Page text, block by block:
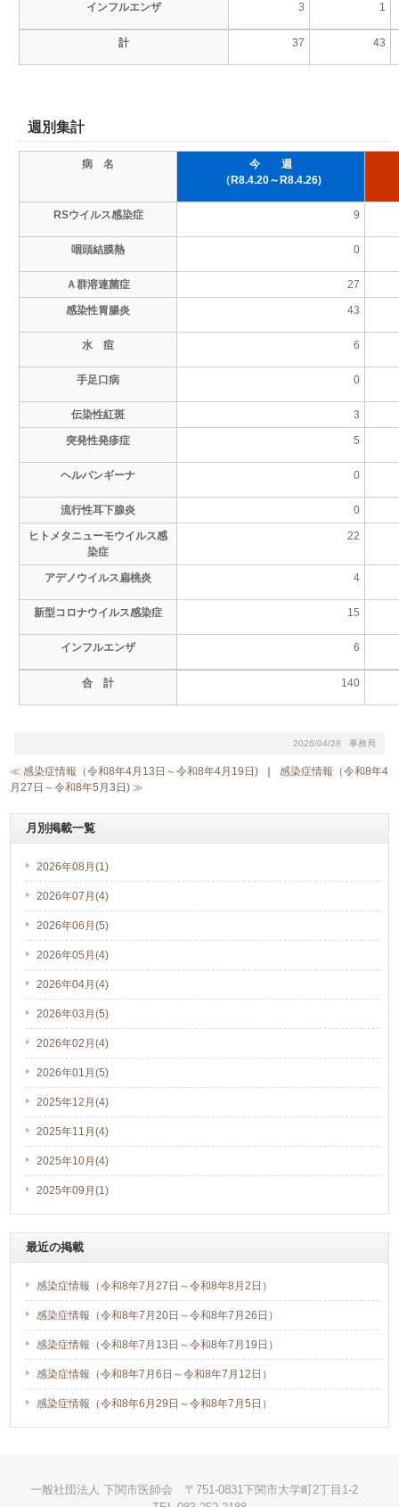
インフルエンザ 3 1
計 37 43
週別集計
病 名
今 週
（R8.4.20～R8.4.26)
RSウイルス感染症 9
咽頭結膜熱 0
Ａ群溶連菌症 27
感染性胃腸炎 43
水 痘 6
手足口病 0
伝染性紅斑 3
突発性発疹症 5
ヘルパンギーナ 0
流行性耳下腺炎 0
ヒトメタニューモウイルス感
染症
22
アデノウイルス扁桃炎 4
新型コロナウイルス感染症 15
インフルエンザ 6
合 計 140
2026/04/28 事務局
≪ 感染症情報（令和8年4月13日～令和8年4月19日) ｜感染症情報（令和8年4
月27日～令和8年5月3日) ≫
月別掲載一覧
2026年08月(1)
2026年07月(4)
2026年06月(5)
2026年05月(4)
2026年04月(4)
2026年03月(5)
2026年02月(4)
2026年01月(5)
2025年12月(4)
2025年11月(4)
2025年10月(4)
2025年09月(1)
最近の掲載
感染症情報（令和8年7月27日～令和8年8月2日）
感染症情報（令和8年7月20日～令和8年7月26日）
感染症情報（令和8年7月13日～令和8年7月19日）
感染症情報（令和8年7月6日～令和8年7月12日）
感染症情報（令和8年6月29日～令和8年7月5日）
一般社団法人 下関市医師会 〒751-0831下関市大学町2丁目1-2